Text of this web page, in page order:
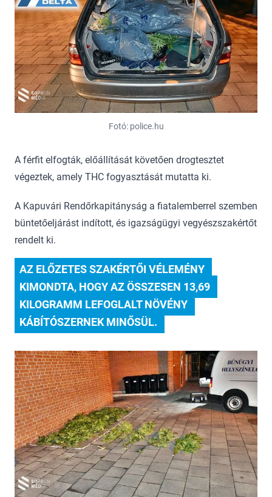
Fotó: police.hu
A férfit elfogták, előállítását követően drogtesztet
végeztek, amely THC fogyasztását mutatta ki.
A Kapuvári Rendőrkapitányság a fiatalemberrel szemben
büntetőeljárást indított, és igazságügyi vegyészszakértőt
rendelt ki.
AZ ELŐZETES SZAKÉRTŐI VÉLEMÉNY
KIMONDTA, HOGY AZ ÖSSZESEN 13,69
KILOGRAMM LEFOGLALT NÖVÉNY
KÁBÍTÓSZERNEK MINŐSÜL.